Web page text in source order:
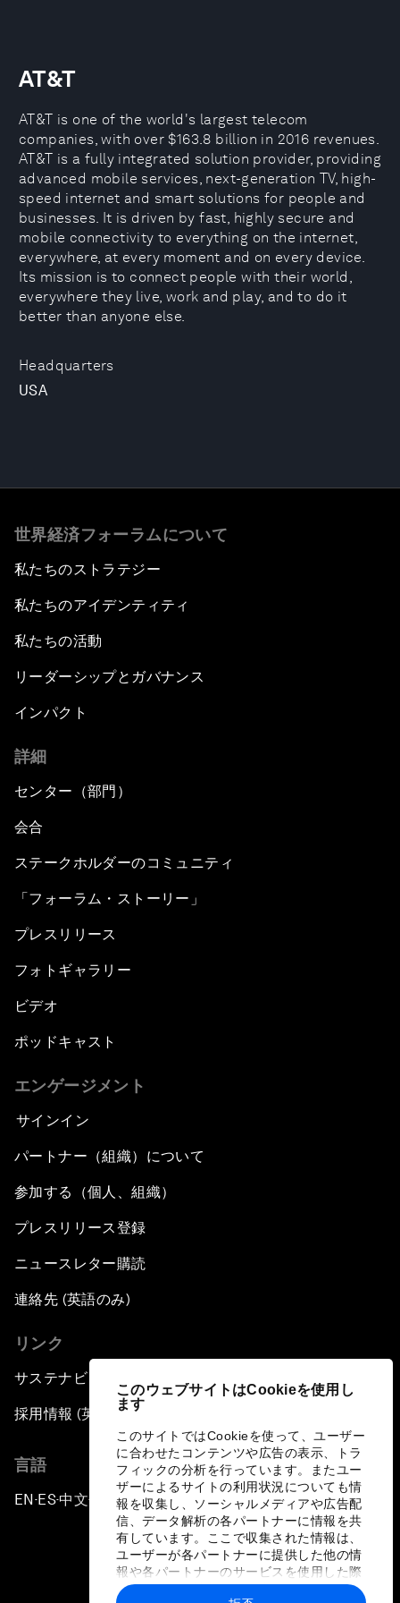
このウェブサイトはCookieを使用し
ます
このサイトではCookieを使って、ユーザー
に合わせたコンテンツや広告の表示、トラ
フィックの分析を行っています。またユー
ザーによるサイトの利用状況についても情
報を収集し、ソーシャルメディアや広告配
信、データ解析の各パートナーに情報を共
有しています。ここで収集された情報は、
ユーザーが各パートナーに提供した他の情
報や各パートナーのサービスを使用した際
に収集された情報と組み合わされ、各パー
Headquarters
USA
AT&T
AT&T is one of the world's largest telecom
companies, with over $163.8 billion in 2016 revenues.
AT&T is a fully integrated solution provider, providing
advanced mobile services, next-generation TV, high-
speed internet and smart solutions for people and
businesses. It is driven by fast, highly secure and
mobile connectivity to everything on the internet,
everywhere, at every moment and on every device.
Its mission is to connect people with their world,
everywhere they live, work and play, and to do it
better than anyone else.
世界経済フォーラムについて
私たちのストラテジー
私たちのアイデンティティ
私たちの活動
リーダーシップとガバナンス
インパクト
詳細
センター（部門）
会合
ステークホルダーのコミュニティ
「フォーラム・ストーリー」
プレスリリース
フォトギャラリー
ビデオ
ポッドキャスト
エンゲージメント
サインイン
パートナー（組織）について
参加する（個人、組織）
プレスリリース登録
ニュースレター購読
連絡先 (英語のみ)
リンク
サステナビリティへの取り組み
採用情報 (英語のみ)
言語
EN ▪ES▪中文▪ 日本語